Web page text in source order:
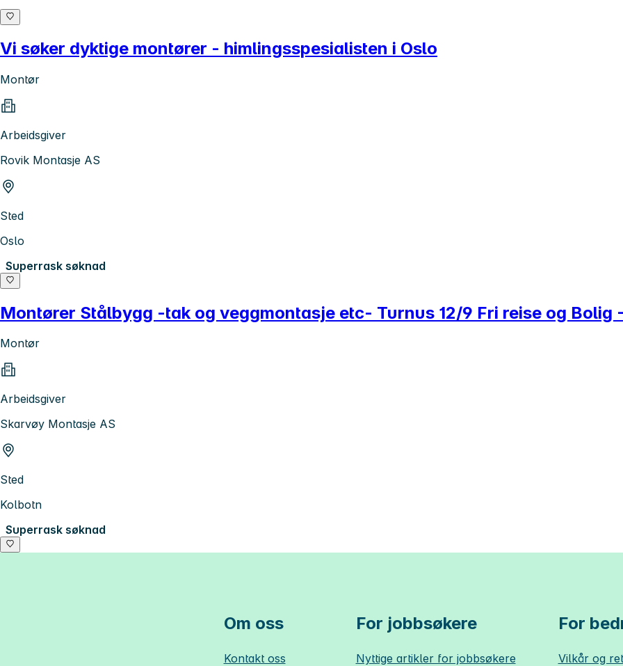
Vi søker dyktige montører - himlingsspesialisten i Oslo
Montør
Arbeidsgiver
Rovik Montasje AS
Sted
Oslo
Superrask søknad
Montører Stålbygg -tak og veggmontasje etc- Turnus 12/9 Fri reise og
Montør
Arbeidsgiver
Skarvøy Montasje AS
Sted
Kolbotn
Superrask søknad
Om oss
Kontakt oss
For jobbsøkere
Nyttige artikler for jobbsøkere
For
Vilkår og